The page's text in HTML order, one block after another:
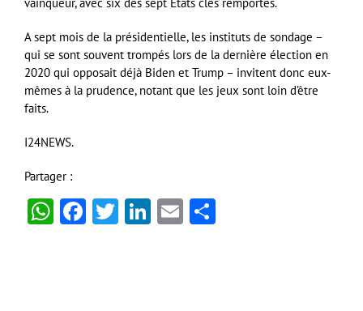
A sept mois de la présidentielle, les instituts de sondage –
qui se sont souvent trompés lors de la dernière élection en
2020 qui opposait déjà Biden et Trump – invitent donc eux-
mêmes à la prudence, notant que les jeux sont loin d’être
faits.
I24NEWS.
Partager :
WhatsApp
Facebook
Twitter
LinkedIn
Email